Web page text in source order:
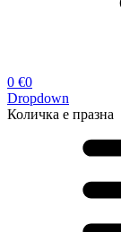
0 €0
Dropdown
Количка е празна